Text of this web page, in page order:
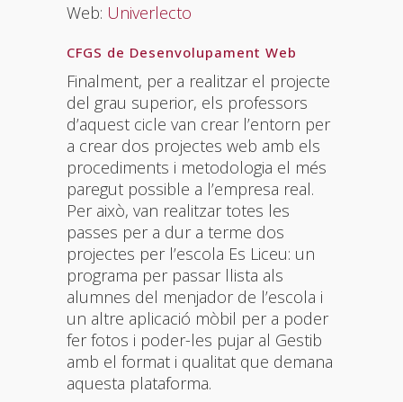
Web: Univerlecto
CFGS de Desenvolupament Web
Finalment, per a realitzar el projecte
del grau superior, els professors
d’aquest cicle van crear l’entorn per
a crear dos projectes web amb els
procediments i metodologia el més
paregut possible a l’empresa real.
Per això, van realitzar totes les
passes per a dur a terme dos
projectes per l’escola Es Liceu: un
programa per passar llista als
alumnes del menjador de l’escola i
un altre aplicació mòbil per a poder
fer fotos i poder-les pujar al Gestib
amb el format i qualitat que demana
aquesta plataforma.